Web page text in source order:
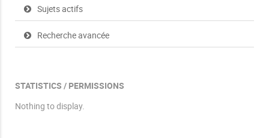
Sujets actifs
Recherche avancée
STATISTICS / PERMISSIONS
Nothing to display.